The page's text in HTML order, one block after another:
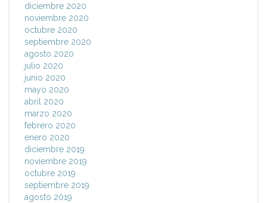
diciembre 2020
noviembre 2020
octubre 2020
septiembre 2020
agosto 2020
julio 2020
junio 2020
mayo 2020
abril 2020
marzo 2020
febrero 2020
enero 2020
diciembre 2019
noviembre 2019
octubre 2019
septiembre 2019
agosto 2019